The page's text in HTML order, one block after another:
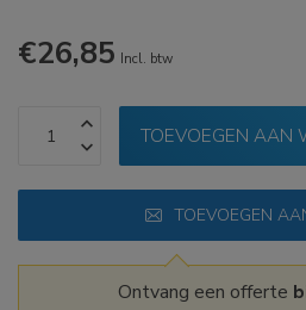
€26,85 Incl. btw
TOEVOEGEN AAN
TOEVOEGEN
Ontvang een offerte